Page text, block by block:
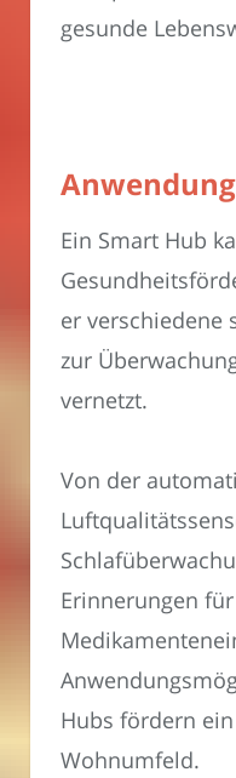
gesunde
Ein Smart Hub
er verschiedene
zur
vernetzt.
Von der
Erinnerungen
Hubs fördern
Wohnumfeld.